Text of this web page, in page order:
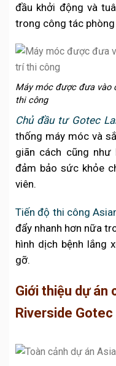
đầu khởi động và
trong công tác
Máy móc được đưa vào
thi công
Chủ đầu tư Gotec
thống máy móc và
giãn cách cũng như
đảm bảo sức khỏe
viên.
Tiến độ thi công
đẩy nhanh hơn nữa
hình dịch bệnh lắng
gỡ.
Giới thiệu dự án
Riverside Gotec